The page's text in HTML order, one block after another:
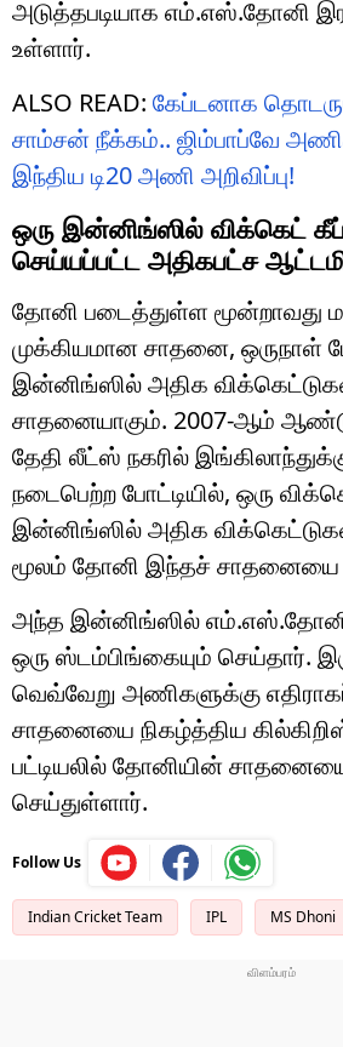
அடுத்தபடியாக எம்.எஸ்.தோனி
உள்ளார்.
ALSO READ: கேப்டனாக
சாம்சன் நீக்கம்.. ஜிம்பாப்வே
இந்திய டி20 அணி அறிவிப்பு!
ஒரு இன்னிங்ஸில் விக்கெட்
செய்யப்பட்ட அதிகபட்ச
தோனி படைத்துள்ள மூன்றாவது
முக்கியமான சாதனை, ஒருநாள்
இன்னிங்ஸில் அதிக
சாதனையாகும். 2007-ஆம்
தேதி லீட்ஸ் நகரில்
நடைபெற்ற போட்டியில், ஒரு
இன்னிங்ஸில் அதிக
மூலம் தோனி இந்தச் சாதனையை
அந்த இன்னிங்ஸில் எம்.எஸ்.தோனி
ஒரு ஸ்டம்பிங்கையும் செய்தார்.
வெவ்வேறு அணிகளுக்கு
சாதனையை நிகழ்த்திய
பட்டியலில் தோனியின்
செய்துள்ளார்.
Follow Us
Indian Cricket Team IPL MS Dhoni